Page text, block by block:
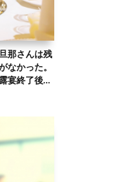
那さんは残
なかった。
宴終了後…